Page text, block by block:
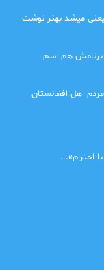
میشد بهتر نوشت
برنامش هم اسم
اهل افغانستان
احترام»...